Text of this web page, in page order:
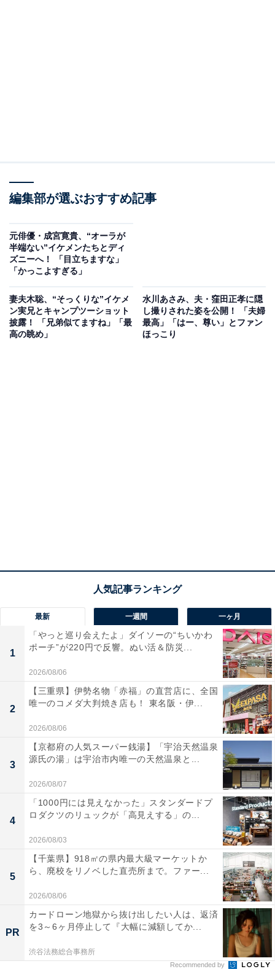
編集部が選ぶおすすめ記事
元俳優・成宮寛貴、“オーラが
半端ない”イケメンたちとディ
ズニーへ！ 「目立ちますな」
「かっこよすぎる」
妻夫木聡、“そっくりな”イケメ
ン実兄とキャンプツーショット
披露！ 「兄弟似てますね」「最
高の眺め」
水川あさみ、夫・窪田正孝に隠
し撮りされた姿を公開！ 「夫婦
最高」「はー、尊い」とファン
ほっこり
最新 一週間 一ヶ月
1
「やっと巡り会えたよ」ダイソーの“ちいかわ
ポーチ”が220円で反響。ぬい活＆防災...
2026/08/06
2
【三重県】伊勢名物「赤福」の直営店に、全国
唯一のコメダ大判焼き店も！ 東名阪・伊...
2026/08/06
3
【京都府の人気スーパー銭湯】「宇治天然温泉
源氏の湯」は宇治市内唯一の天然温泉と...
2026/08/07
4
「1000円には見えなかった」スタンダードプ
ロダクツのリュックが「高見えする」の...
2026/08/03
5
【千葉県】918㎡の県内最大級マーケットか
ら、廃校をリノベした直売所まで。ファー...
2026/08/06
PR
カードローン地獄から抜け出したい人は、返済
を3～6ヶ月停止して『大幅に減額してか...
渋谷法務総合事務所
Recommended by